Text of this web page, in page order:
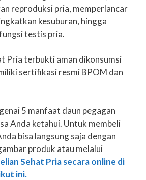
reproduksi pria, memperlancar
kesuburan, hingga
testis pria.
Pria terbukti aman dikonsumsi
sertifikasi resmi BPOM dan
5 manfaat daun pegagan
Anda ketahui. Untuk membeli
bisa langsung saja dengan
produk atau melalui
Sehat Pria secara online di
ini.